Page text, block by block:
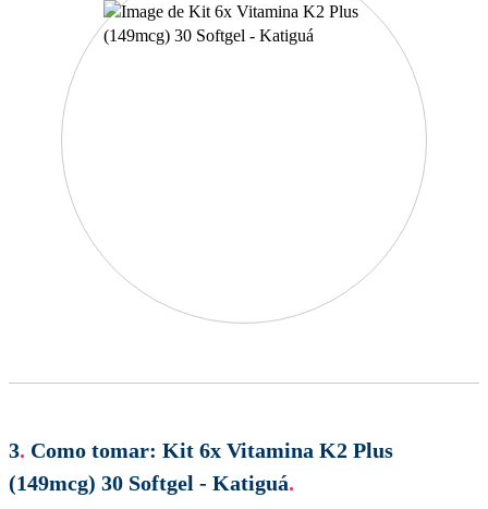
3. Como tomar: Kit 6x Vitamina K2 Plus
(149mcg) 30 Softgel - Katiguá.